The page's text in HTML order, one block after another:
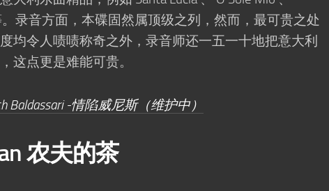
。录音方面，本碟固然属顶级之列，然而，最可贵之处
均令人啧啧称奇之外，录音师还一五一十地把意大利
这点更是难能可贵。
Baldassari -情陷威尼斯（维护中）
农夫的茶